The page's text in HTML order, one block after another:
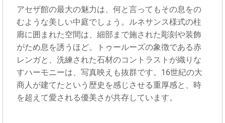
アセザ館の最大の魅力は、何と言ってもその息をの
むような美しい中庭でしょう。ルネサンス様式の柱
廊に囲まれた空間は、細部まで施された彫刻や装飾
がため息を誘うほど。トゥールーズの象徴である赤
レンガと、洗練された石材のコントラストが織りな
すハーモニーは、写真映えも抜群です。16世紀の大
商人が建てたという歴史を感じさせる重厚感と、時
を超えて愛される優美さが共存しています。